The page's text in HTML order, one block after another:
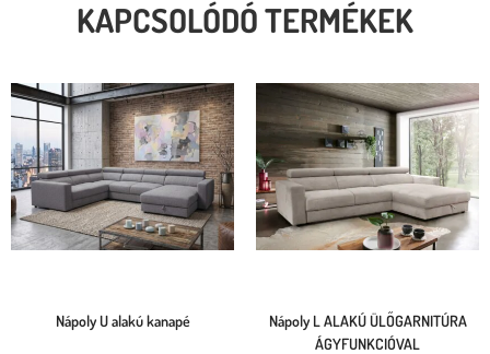
KAPCSOLÓDÓ TERMÉKEK
Nápoly U alakú kanapé
Nápoly L ALAKÚ ÜLŐGARNITÚRA
ÁGYFUNKCIÓVAL